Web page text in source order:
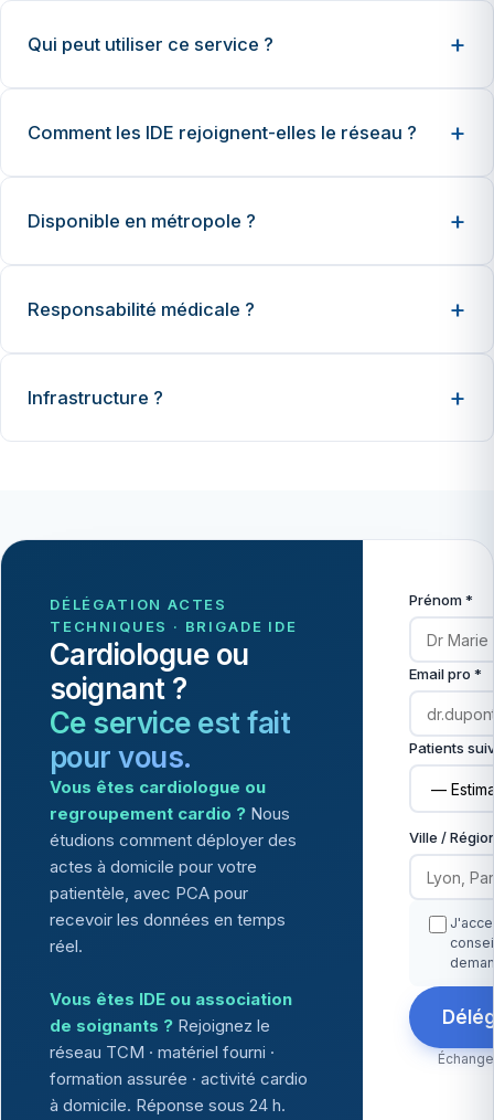
Qui peut utiliser ce service ?
Comment les IDE rejoignent-elles le réseau ?
Disponible en métropole ?
Responsabilité médicale ?
Infrastructure ?
DÉLÉGATION ACTES
TECHNIQUES · BRIGADE IDE
Cardiologue ou
soignant ?
Ce service est fait
pour vous.
Vous êtes cardiologue ou
regroupement cardio ? Nous
étudions comment déployer des
actes à domicile pour votre
patientèle, avec PCA pour
recevoir les données en temps
réel.
Vous êtes IDE ou association
de soignants ? Rejoignez le
réseau TCM · matériel fourni ·
formation assurée · activité cardio
à domicile. Réponse sous 24 h.
Prénom *
Email pro *
Patients
Ville /